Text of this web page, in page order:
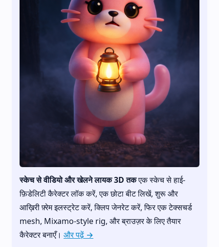
स्केच से वीडियो और खेलने लायक 3D तकएक स्केच से हाई-
फ़िडेलिटी कैरेक्टर लॉक करें, एक छोटा बीट लिखें, शुरू और
आख़िरी फ़्रेम इलस्ट्रेट करें, क्लिप जेनरेट करें, फिर एक टेक्सचर्ड
mesh, Mixamo-style rig, और ब्राउज़र के लिए तैयार
कैरेक्टर बनाएँ। और पढ़ें →